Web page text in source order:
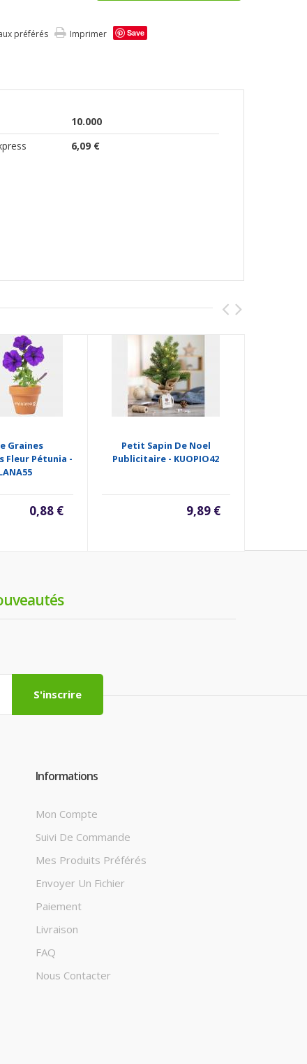
préférés Imprimer Save
10.000
6,09 €
Graines
Fleur Pétunia -
0,88 €
Petit Sapin De Noel
Publicitaire - KUOPIO42
9,89 €
S'inscrire
Informations
Mon Compte
Suivi De Commande
Mes Produits Préférés
Envoyer Un Fichier
Paiement
Livraison
FAQ
Nous Contacter